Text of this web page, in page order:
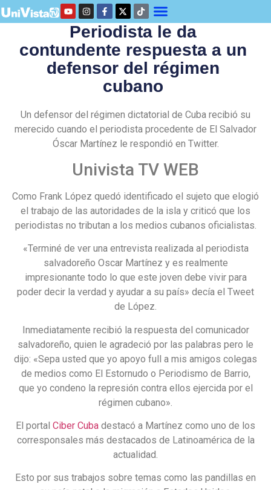
Periodista le da
contundente respuesta a un
defensor del régimen
cubano
Un defensor del régimen dictatorial de Cuba recibió su
merecido cuando el periodista procedente de El Salvador
Óscar Martínez le respondió en Twitter.
Univista TV WEB
Como Frank López quedó identificado el sujeto que elogió
el trabajo de las autoridades de la isla y criticó que los
periodistas no tributan a los medios cubanos oficialistas.
«Terminé de ver una entrevista realizada al periodista
salvadoreño Oscar Martínez y es realmente
impresionante todo lo que este joven debe vivir para
poder decir la verdad y ayudar a su país» decía el Tweet
de López.
Inmediatamente recibió la respuesta del comunicador
salvadoreño, quien le agradeció por las palabras pero le
dijo: «Sepa usted que yo apoyo full a mis amigos colegas
de medios como El Estornudo o Periodismo de Barrio,
que yo condeno la represión contra ellos ejercida por el
régimen cubano».
El portal Ciber Cuba destacó a Martínez como uno de los
corresponsales más destacados de Latinoamérica de la
actualidad.
Esto por sus trabajos sobre temas como las pandillas en